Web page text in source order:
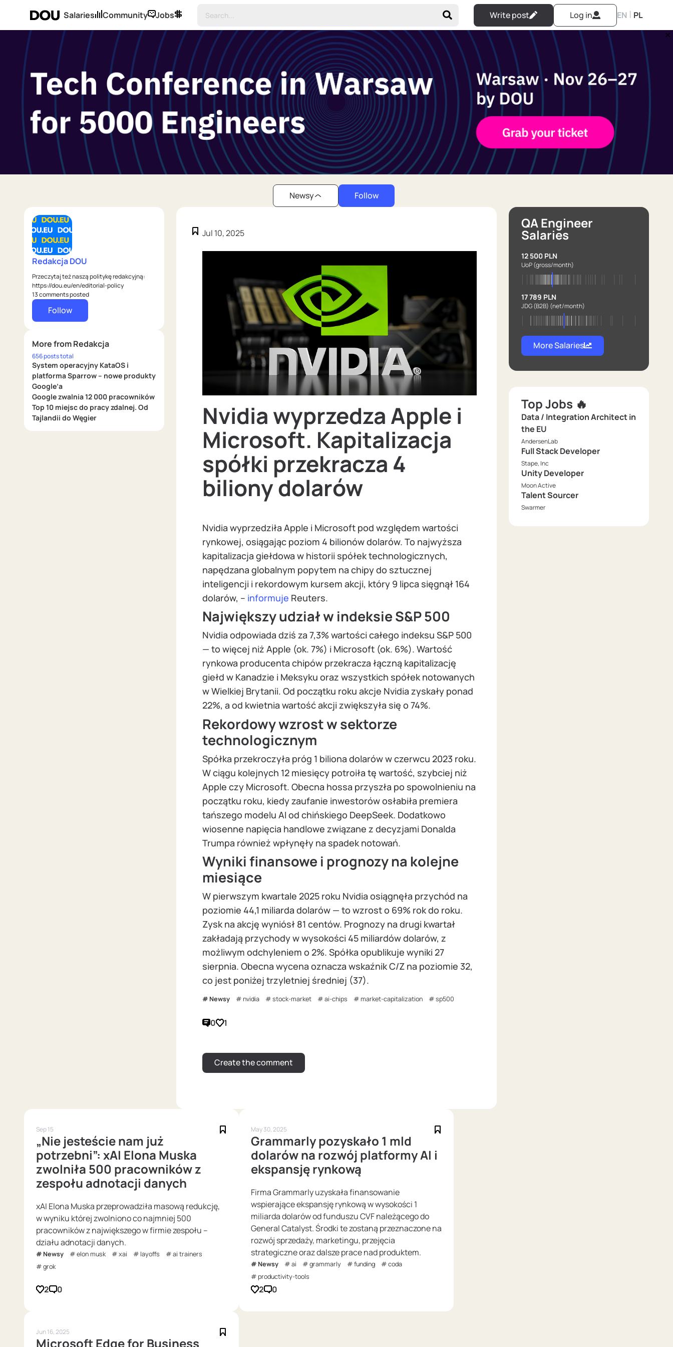
Salaries Community Jobs Write post Log in EN | PL
Newsy Follow
Redakcja DOU
Przeczytaj też naszą politykę redakcyjną:
https://dou.eu/en/editorial-policy
13 comments posted
Follow
More from Redakcja
656 posts total
System operacyjny KataOS i
platforma Sparrow – nowe produkty
Google’a
Google zwalnia 12 000 pracowników
Top 10 miejsc do pracy zdalnej. Od
Tajlandii do Węgier
Jul 10, 2025
Nvidia wyprzedza Apple i
Microsoft. Kapitalizacja
spółki przekracza 4
biliony dolarów
Nvidia wyprzedziła Apple i Microsoft pod względem wartości
rynkowej, osiągając poziom 4 bilionów dolarów. To najwyższa
kapitalizacja giełdowa w historii spółek technologicznych,
napędzana globalnym popytem na chipy do sztucznej
inteligencji i rekordowym kursem akcji, który 9 lipca sięgnął 164
dolarów, – informuje Reuters.
Największy udział w indeksie S&P 500
Nvidia odpowiada dziś za 7,3% wartości całego indeksu S&P 500
— to więcej niż Apple (ok. 7%) i Microsoft (ok. 6%). Wartość
rynkowa producenta chipów przekracza łączną kapitalizację
giełd w Kanadzie i Meksyku oraz wszystkich spółek notowanych
w Wielkiej Brytanii. Od początku roku akcje Nvidia zyskały ponad
22%, a od kwietnia wartość akcji zwiększyła się o 74%.
Rekordowy wzrost w sektorze
technologicznym
Spółka przekroczyła próg 1 biliona dolarów w czerwcu 2023 roku.
W ciągu kolejnych 12 miesięcy potroiła tę wartość, szybciej niż
Apple czy Microsoft. Obecna hossa przyszła po spowolnieniu na
początku roku, kiedy zaufanie inwestorów osłabiła premiera
tańszego modelu AI od chińskiego DeepSeek. Dodatkowo
wiosenne napięcia handlowe związane z decyzjami Donalda
Trumpa również wpłynęły na spadek notowań.
Wyniki finansowe i prognozy na kolejne
miesiące
W pierwszym kwartale 2025 roku Nvidia osiągnęła przychód na
poziomie 44,1 miliarda dolarów — to wzrost o 69% rok do roku.
Zysk na akcję wyniósł 81 centów. Prognozy na drugi kwartał
zakładają przychody w wysokości 45 miliardów dolarów, z
możliwym odchyleniem o 2%. Spółka opublikuje wyniki 27
sierpnia. Obecna wycena oznacza wskaźnik C/Z na poziomie 32,
co jest poniżej trzyletniej średniej (37).
Newsy nvidia stock-market ai-chips market-capitalization sp500
0 1
QA Engineer
Salaries
12 500 PLN
UoP(gross/month)
17 789 PLN
JDG (B2B) (net/month)
More Salaries
Top Jobs 🔥
Data / Integration Architect in
the EU
AndersenLab
Full Stack Developer
Stape, Inc
Unity Developer
Moon Active
Talent Sourcer
Swarmer
Sep 15
„Nie jesteście nam już
potrzebni”: xAI Elona Muska
zwolniła 500 pracowników z
zespołu adnotacji danych
xAI Elona Muska przeprowadziła masową redukcję,
w wyniku której zwolniono co najmniej 500
pracowników z największego w firmie zespołu –
działu adnotacji danych.
Newsy elon musk xai layoffs
ai trainers
grok
2 0
May 30, 2025
Grammarly pozyskało 1 mld
dolarów na rozwój platformy AI i
ekspansję rynkową
Firma Grammarly uzyskała finansowanie
wspierające ekspansję rynkową w wysokości 1
miliarda dolarów od funduszu CVF należącego do
General Catalyst. Środki te zostaną przeznaczone na
rozwój sprzedaży, marketingu, przejęcia
strategiczne oraz dalsze prace nad produktem.
Newsy ai grammarly funding
coda
productivity-tools
2 0
Jun 16, 2025
Microsoft Edge for Business